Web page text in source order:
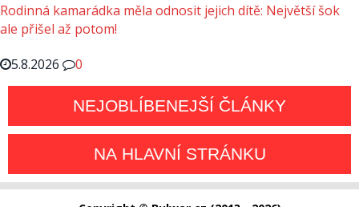
Rodinná kamarádka měla odnosit jejich dítě: Největší šok
ale přišel až potom!
5.8.2026
0
NEJOBLÍBENEJŠÍ ČLÁNKY
NA HLAVNÍ STRÁNKU